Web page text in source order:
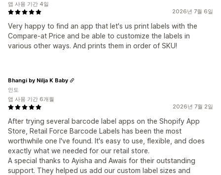
2026년 7월 6일
Very happy to find an app that let's us print labels with the
Compare-at Price and be able to customize the labels in
various other ways. And prints them in order of SKU!
앱 사용 기간 4일
2026년 7월 2일
After trying several barcode label apps on the Shopify App
Store, Retail Force Barcode Labels has been the most
worthwhile one I've found. It's easy to use, flexible, and does
exactly what we needed for our retail store.
A special thanks to Ayisha and Awais for their outstanding
support. They helped us add our custom label sizes and
Bhangi by Nilja K Baby
인도
앱 사용 기간 6개월